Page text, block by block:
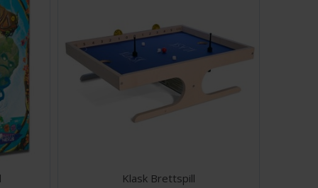
Klask Brettspill